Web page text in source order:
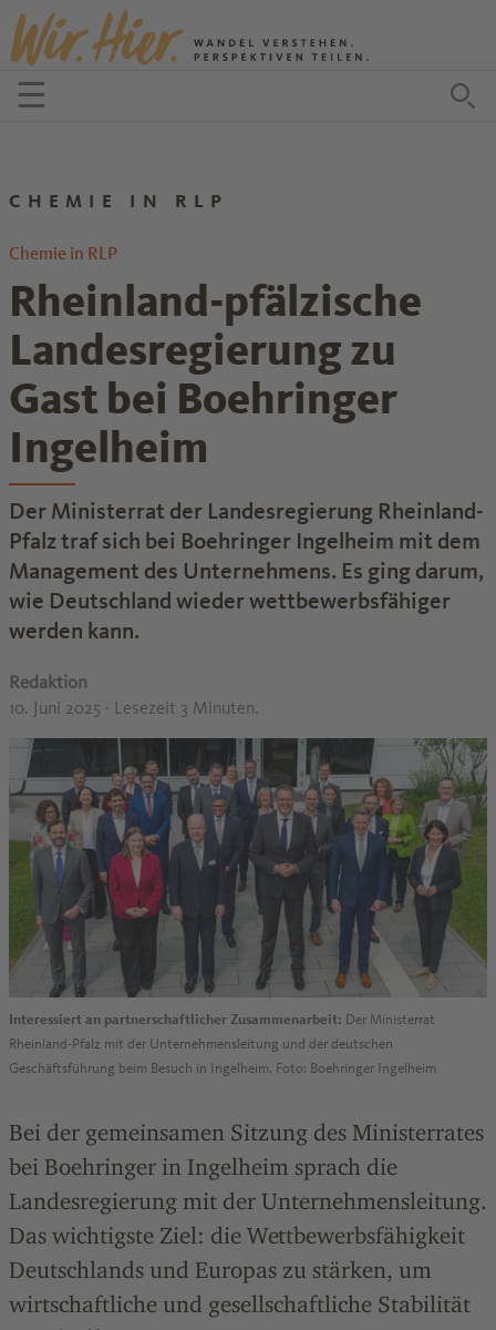
Zum Inhalt springen
☰Menü öffnen
CHEMIE IN RLP
Chemie in RLP
Rheinland-pfälzische
Landesregierung zu
Gast bei Boehringer
Ingelheim
Der Ministerrat der Landesregierung Rheinland-
Pfalz traf sich bei Boehringer Ingelheim mit dem
Management des Unternehmens. Es ging darum,
wie Deutschland wieder wettbewerbsfähiger
werden kann.
Redaktion
10. Juni 2025 · Lesezeit 3 Minuten.
Interessiert an partnerschaftlicher Zusammenarbeit: Der Ministerrat
Rheinland-Pfalz mit der Unternehmensleitung und der deutschen
Geschäftsführung beim Besuch in Ingelheim. Foto: Boehringer Ingelheim
Bei der gemeinsamen Sitzung des Ministerrates
bei Boehringer in Ingelheim sprach die
Landesregierung mit der Unternehmensleitung.
Das wichtigste Ziel: die Wettbewerbsfähigkeit
Deutschlands und Europas zu stärken, um
wirtschaftliche und gesellschaftliche Stabilität